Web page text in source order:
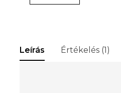
Leírás Értékelés (1)